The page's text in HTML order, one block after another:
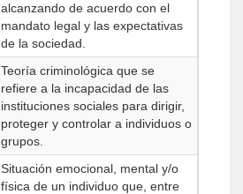
alcanzando de acuerdo con el
mandato legal y las expectativas
de la sociedad.
Teoría criminológica que se
refiere a la incapacidad de las
instituciones sociales para dirigir,
proteger y controlar a individuos o
grupos.
Situación emocional, mental y/o
física de un individuo que, entre